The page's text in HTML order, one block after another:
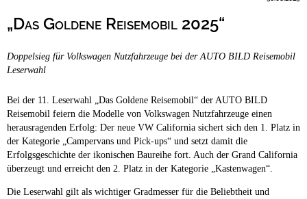
Stadtnah
Ganzjährig geöffnet
Campingplätze
Camping & Caravan
„Das Goldene Reisemobil 2025“
Doppelsieg für Volkswagen Nutzfahrzeuge bei der AUTO BILD Reisemobil
Leserwahl
Bei der 11. Leserwahl „Das Goldene Reisemobil“ der AUTO BILD
Reisemobil feiern die Modelle von Volkswagen Nutzfahrzeuge einen
herausragenden Erfolg: Der neue VW California sichert sich den 1. Platz in
der Kategorie „Campervans und Pick-ups“ und setzt damit die
Erfolgsgeschichte der ikonischen Baureihe fort. Auch der Grand California
überzeugt und erreicht den 2. Platz in der Kategorie „Kastenwagen“.
Die Leserwahl gilt als wichtiger Gradmesser für die Beliebtheit und